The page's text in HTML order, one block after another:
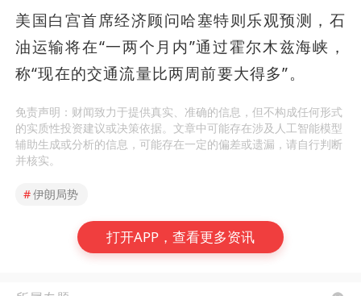
美国白宫首席经济顾问哈塞特则乐观预测，石
油运输将在“一两个月内”通过霍尔木兹海峡，
称“现在的交通流量比两周前要大得多”。
免责声明：财闻致力于提供真实、准确的信息，但不构成任何形式
的实质性投资建议或决策依据。文章中可能存在涉及人工智能模型
辅助生成或分析的信息，可能存在一定的偏差或遗漏，请自行判断
并核实。
#伊朗局势
打开APP，查看更多资讯